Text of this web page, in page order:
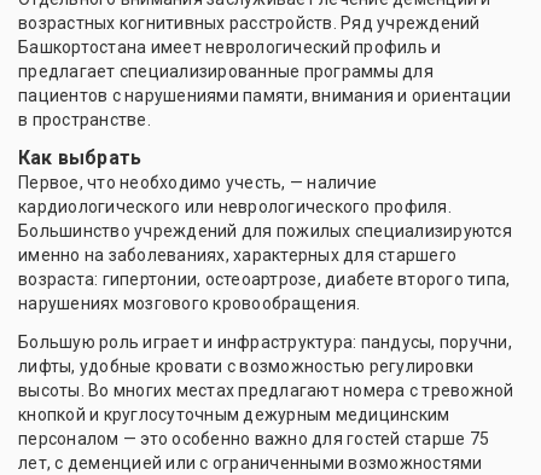
возрастных когнитивных расстройств. Ряд учреждений
Башкортостана имеет неврологический профиль и
предлагает специализированные программы для
пациентов с нарушениями памяти, внимания и ориентации
в пространстве.
Как выбрать
Первое, что необходимо учесть, — наличие
кардиологического или неврологического профиля.
Большинство учреждений для пожилых специализируются
именно на заболеваниях, характерных для старшего
возраста: гипертонии, остеоартрозе, диабете второго типа,
нарушениях мозгового кровообращения.
Большую роль играет и инфраструктура: пандусы, поручни,
лифты, удобные кровати с возможностью регулировки
высоты. Во многих местах предлагают номера с тревожной
кнопкой и круглосуточным дежурным медицинским
персоналом — это особенно важно для гостей старше 75
лет, с деменцией или с ограниченными возможностями